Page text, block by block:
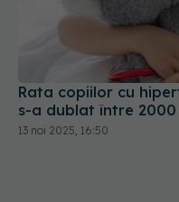
Rata copiilor cu
s-a dublat între 2000
13 noi 2025, 16:50